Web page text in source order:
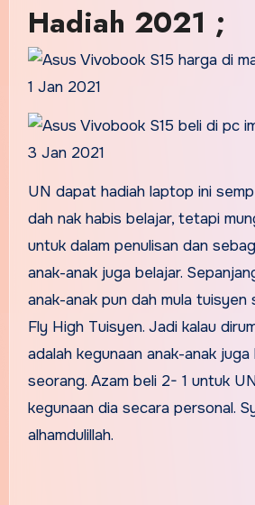
Hadiah 2021 ;
1 Jan 2021
3 Jan 2021
UN dapat hadiah laptop ini
dah nak habis belajar, tetapi
untuk dalam penulisan dan
anak-anak juga belajar.
anak-anak pun dah mula tuisyen
Fly High Tuisyen. Jadi kalau
adalah kegunaan anak-anak
seorang. Azam beli 2- 1 untuk
kegunaan dia secara personal.
alhamdulillah.